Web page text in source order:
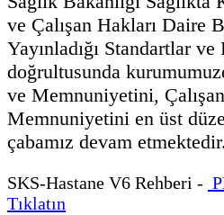
ve Çalışan Hakları Daire
Yayınladığı Standartlar
doğrultusunda
ve Memnuniyetini,
Memnuniyetini en üst
çabamız devam etmektedir.
SKS-Hastane V6 Rehberi -
Tıklatın